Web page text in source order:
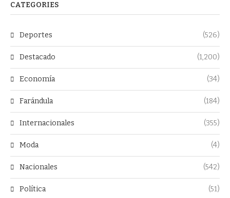
CATEGORIES
Deportes (526)
Destacado (1,200)
Economía (34)
Farándula (184)
Internacionales (355)
Moda (4)
Nacionales (542)
Política (51)